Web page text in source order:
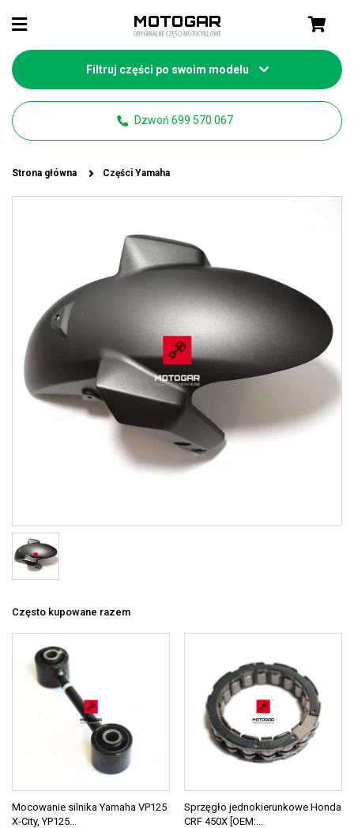
Filtruj części po swoim modelu
Dzwoń 699 570 067
Strona główna Części Yamaha
Często kupowane razem
Mocowanie silnika Yamaha VP125
X-City, YP125...
Sprzęgło jednokierunkowe Honda
CRF 450X [OEM:...